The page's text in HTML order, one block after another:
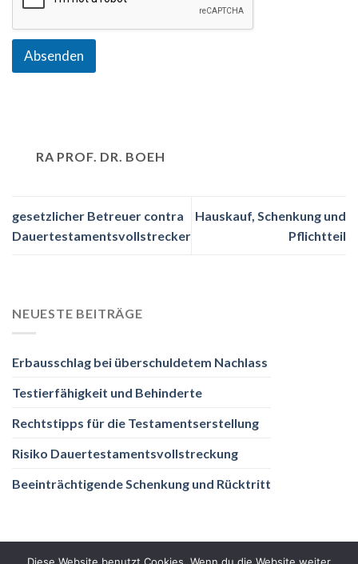
Absenden
RA PROF. DR. BOEH
gesetzlicher Betreuer contra
Dauertestamentsvollstrecker
Hauskauf, Schenkung und
Pflichtteil
NEUESTE BEITRÄGE
Erbausschlag bei überschuldetem Nachlass
Testierfähigkeit und Behinderte
Rechtstipps für die Testamentserstellung
Risiko Dauertestamentsvollstreckung
Beeinträchtigende Schenkung und Rücktritt
Diese Website benutzt Cookies. Wenn du die Website weiter